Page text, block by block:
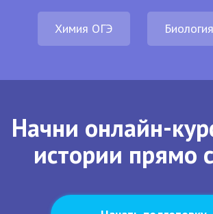
Химия ОГЭ
Начни онлайн-
истории прямо